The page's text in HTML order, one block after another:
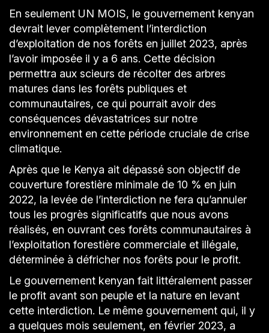
En seulement UN MOIS, le gouvernement kenyan
devrait lever complètement l’interdiction
d’exploitation de nos forêts en juillet 2023, après
l’avoir imposée il y a 6 ans. Cette décision
permettra aux scieurs de récolter des arbres
matures dans les forêts publiques et
communautaires, ce qui pourrait avoir des
conséquences dévastatrices sur notre
environnement en cette période cruciale de crise
climatique.
Après que le Kenya ait dépassé son objectif de
couverture forestière minimale de 10 % en juin
2022, la levée de l’interdiction ne fera qu’annuler
tous les progrès significatifs que nous avons
réalisés, en ouvrant ces forêts communautaires à
l’exploitation forestière commerciale et illégale,
déterminée à défricher nos forêts pour le profit.
Le gouvernement kenyan fait littéralement passer
le profit avant son peuple et la nature en levant
cette interdiction. Le même gouvernement qui, il y
a quelques mois seulement, en février 2023, a